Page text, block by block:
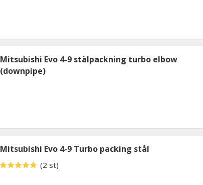
Mitsubishi Evo 4-9 stålpackning turbo elbow
(downpipe)
Mitsubishi Evo 4-9 Turbo packing stål
(2 st)